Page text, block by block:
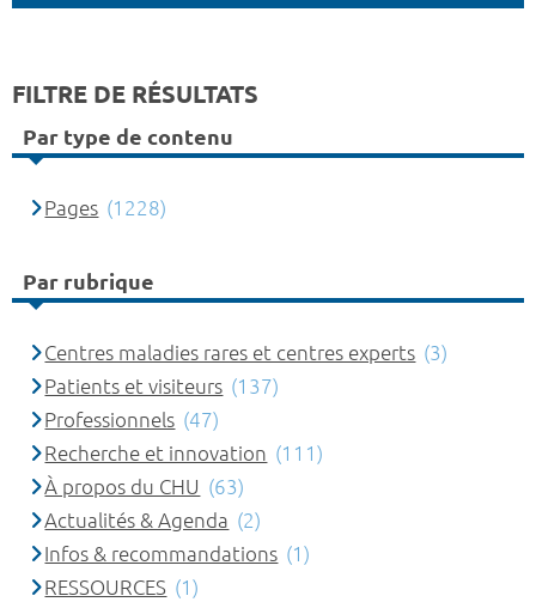
FILTRE DE RÉSULTATS
Par type de contenu
Pages (1228)
Par rubrique
Centres maladies rares et centres experts (3)
Patients et visiteurs (137)
Professionnels (47)
Recherche et innovation (111)
À propos du CHU (63)
Actualités & Agenda (2)
Infos & recommandations (1)
RESSOURCES (1)